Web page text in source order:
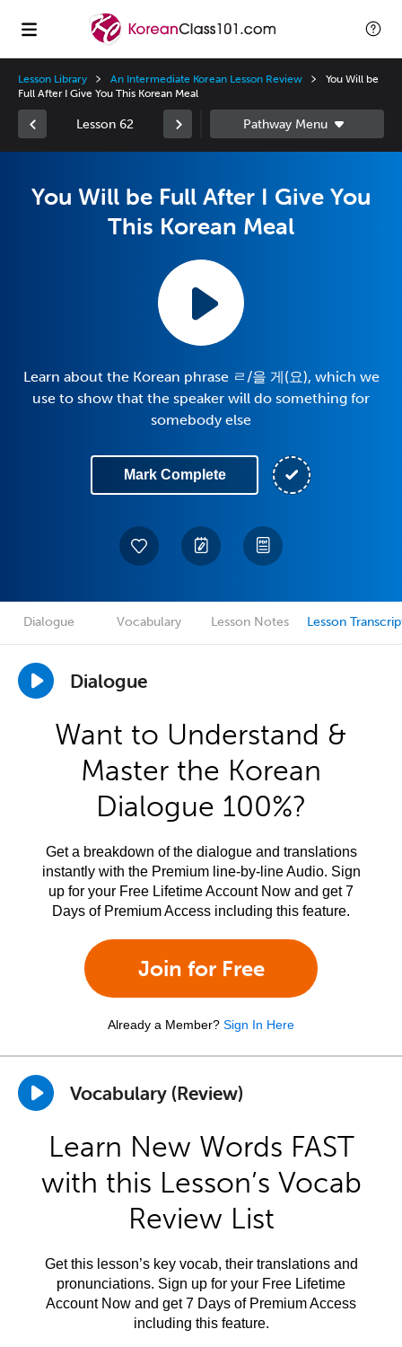
Lesson Library An Intermediate Korean Lesson Review
You Will be
Full After I Give You This Korean Meal
Lesson 62
You Will be Full After I Give You
This Korean Meal
Learn about the Korean phrase ㄹ/을 게(요), which we
use to show that the speaker will do something for
somebody else
Mark Complete
Dialogue Vocabulary Lesson Notes Lesson
Dialogue
Want to Understand &
Master the Korean
Dialogue 100%?
Get a breakdown of the dialogue and translations
instantly with the Premium line-by-line Audio. Sign
up for your Free Lifetime Account Now and get 7
Days of Premium Access including this feature.
Join for Free
Already a Member? Sign In Here
Vocabulary (Review)
Learn New Words FAST
with this Lesson’s Vocab
Review List
Get this lesson’s key vocab, their translations and
pronunciations. Sign up for your Free Lifetime
Account Now and get 7 Days of Premium Access
including this feature.